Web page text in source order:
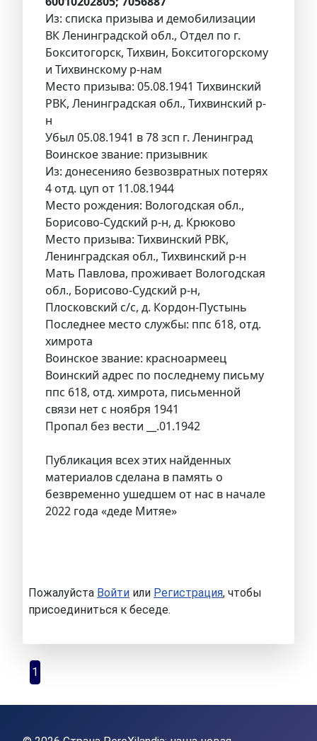
Из: списка призыва и демобилизации
ВК Ленинградской обл., Отдел по г.
Бокситогорск, Тихвин, Бокситогорскому
и Тихвинскому р-нам
Место призыва: 05.08.1941 Тихвинский
РВК, Ленинградская обл., Тихвинский р-
н
Убыл 05.08.1941 в 78 зсп г. Ленинград
Воинское звание: призывник
Из: донесенияо безвозвратных потерях
4 отд. цуп от 11.08.1944
Место рождения: Вологодская обл.,
Борисово-Судский р-н, д. Крюково
Место призыва: Тихвинский РВК,
Ленинградская обл., Тихвинский р-н
Мать Павлова, проживает Вологодская
обл., Борисово-Судский р-н,
Плосковский с/с, д. Кордон-Пустынь
Последнее место службы: ппс 618, отд.
химрота
Воинское звание: красноармеец
Воинский адрес по последнему письму
ппс 618, отд. химрота, письменной
связи нет с ноября 1941
Пропал без вести __.01.1942
Публикация всех этих найденных
материалов сделана в память о
безвременно ушедшем от нас в начале
2022 года «деде Митяе»
Пожалуйста Войти или Регистрация, чтобы
присоединиться к беседе.
1